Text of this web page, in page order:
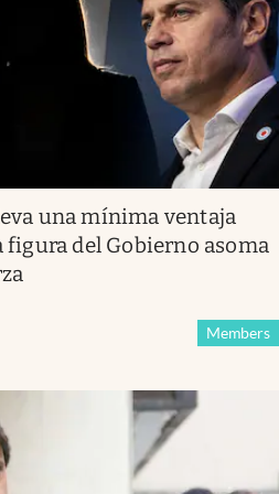
una mínima ventaja
del Gobierno asoma
Members